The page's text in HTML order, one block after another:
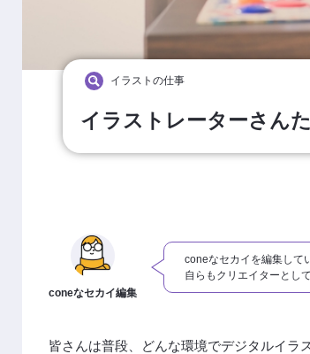
イラストの仕事
イラストレーターさん
coneなセカイ編集
coneなセカイを編集して
自らもクリエイターとし
皆さんは普段、どんな環境でデジタルイラ